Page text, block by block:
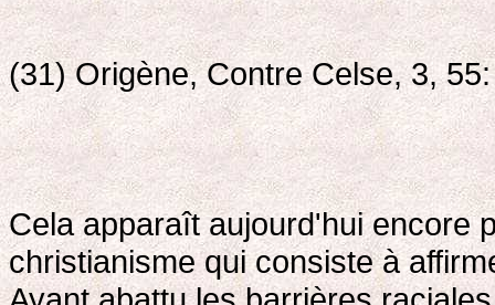
(31) Origène, Contre Celse, 3,
Cela apparaît aujourd'hui encore
christianisme qui consiste à